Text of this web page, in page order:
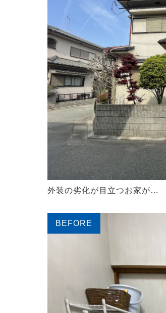
外装の劣化が目立つお家が…
BEFORE